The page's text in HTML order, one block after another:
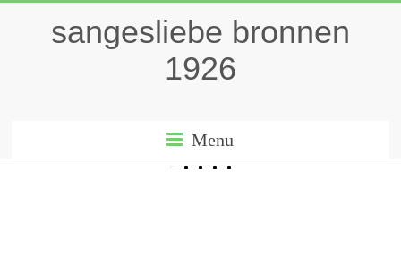
sangesliebe bronnen
1926
Menu